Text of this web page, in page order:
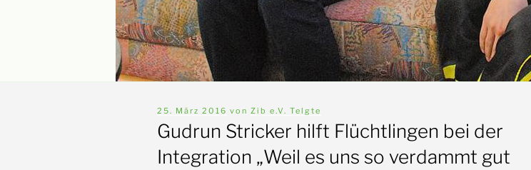
Veröffentlicht
25. März 2016 von Zib e.V. Telgte
Gudrun Stricker hilft Flüchtlingen bei der
Integration „Weil es uns so verdammt gut